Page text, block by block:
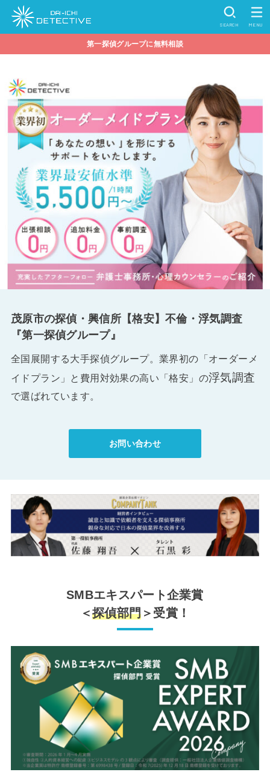
SEARCH MENU
第一探偵グループに無料相談
茂原市の探偵・興信所【格安】不倫・浮気調査
『第一探偵グループ』
全国展開する大手探偵グループ。業界初の「オーダーメ
イドプラン」と費用対効果の高い「格安」の浮気調査
で選ばれています。
お問い合わせ
SMBエキスパート企業賞
＜探偵部門 ＞受賞！